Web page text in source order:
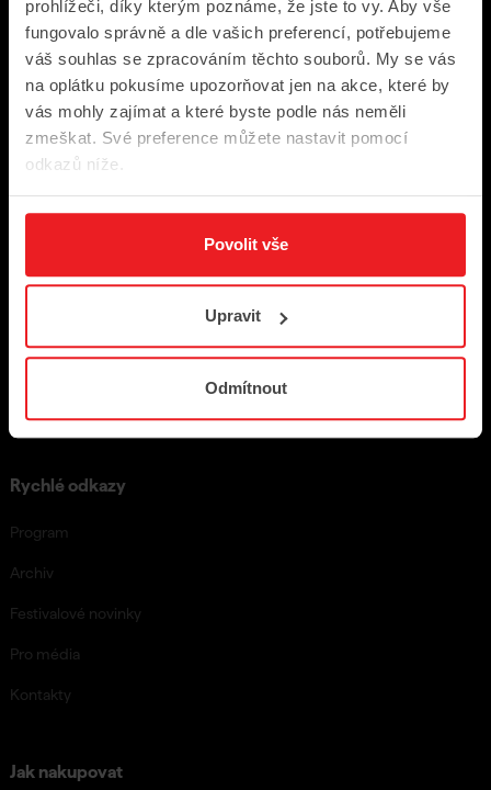
prohlížeči, díky kterým poznáme, že jste to vy. Aby vše
fungovalo správně a dle vašich preferencí, potřebujeme
váš souhlas se zpracováním těchto souborů. My se vás
na oplátku pokusíme upozorňovat jen na akce, které by
vás mohly zajímat a které byste podle nás neměli
zmeškat. Své preference můžete nastavit pomocí
odkazů níže.
Povolit vše
Upravit
Odmítnout
Odebírejte novinky
Festivalové novinky přímo do vaší schránky
Rychlé odkazy
Program
Archiv
Festivalové novinky
Pro média
Kontakty
Jak nakupovat